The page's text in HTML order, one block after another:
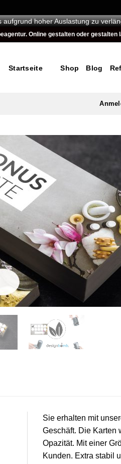
aufgrund hoher Auslastung zu
Online gestalten oder
Startseite Shop Blog
Sie erhalten mit
Geschäft. Die Karten
Opazität. Mit einer
Kunden. Extra stabil